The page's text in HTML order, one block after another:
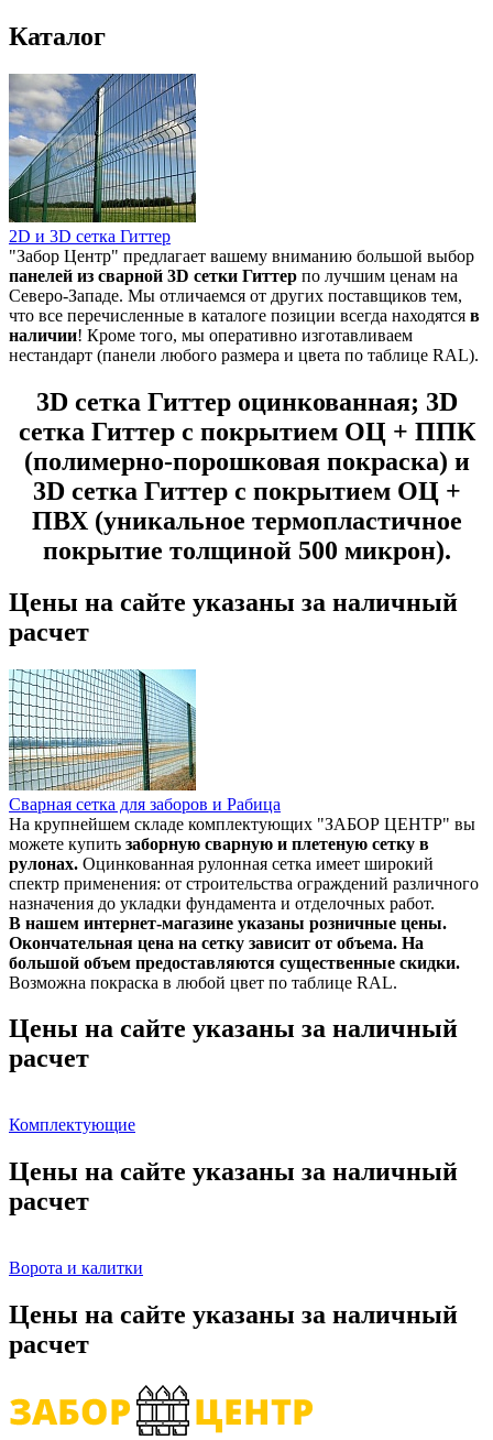
Каталог
2D и 3D сетка Гиттер
"Забор Центр" предлагает вашему вниманию большой выбор
панелей из сварной 3D сетки Гиттер по лучшим ценам на
Северо-Западе. Мы отличаемся от других поставщиков тем,
что все перечисленные в каталоге позиции всегда находятся в
наличии! Кроме того, мы оперативно изготавливаем
нестандарт (панели любого размера и цвета по таблице RAL).
3D сетка Гиттер оцинкованная; 3D
сетка Гиттер с покрытием ОЦ + ППК
(полимерно-порошковая покраска) и
3D сетка Гиттер с покрытием ОЦ +
ПВХ (уникальное термопластичное
покрытие толщиной 500 микрон).
Цены на сайте указаны за наличный
расчет
Сварная сетка для заборов и Рабица
На крупнейшем складе комплектующих "ЗАБОР ЦЕНТР" вы
можете купить заборную сварную и плетеную сетку в
рулонах. Оцинкованная рулонная сетка имеет широкий
спектр применения: от строительства ограждений различного
назначения до укладки фундамента и отделочных работ.
В нашем интернет-магазине указаны розничные цены.
Окончательная цена на сетку зависит от объема. На
большой объем предоставляются существенные скидки.
Возможна покраска в любой цвет по таблице RAL.
Цены на сайте указаны за наличный
расчет
Комплектующие
Цены на сайте указаны за наличный
расчет
Ворота и калитки
Цены на сайте указаны за наличный
расчет